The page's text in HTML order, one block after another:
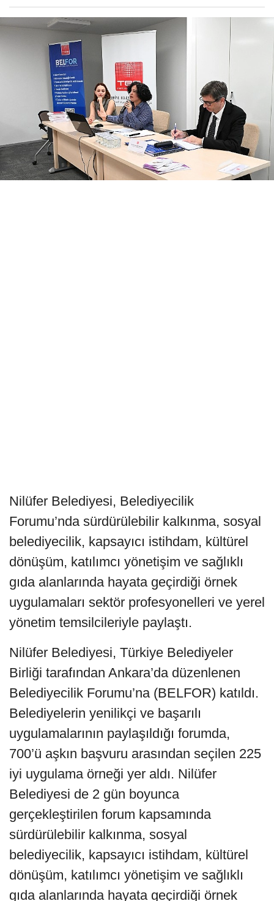
Nilüfer Belediyesi, Belediyecilik
Forumu’nda sürdürülebilir kalkınma, sosyal
belediyecilik, kapsayıcı istihdam, kültürel
dönüşüm, katılımcı yönetişim ve sağlıklı
gıda alanlarında hayata geçirdiği örnek
uygulamaları sektör profesyonelleri ve yerel
yönetim temsilcileriyle paylaştı.
Nilüfer Belediyesi, Türkiye Belediyeler
Birliği tarafından Ankara’da düzenlenen
Belediyecilik Forumu’na (BELFOR) katıldı.
Belediyelerin yenilikçi ve başarılı
uygulamalarının paylaşıldığı forumda,
700’ü aşkın başvuru arasından seçilen 225
iyi uygulama örneği yer aldı. Nilüfer
Belediyesi de 2 gün boyunca
gerçekleştirilen forum kapsamında
sürdürülebilir kalkınma, sosyal
belediyecilik, kapsayıcı istihdam, kültürel
dönüşüm, katılımcı yönetişim ve sağlıklı
gıda alanlarında hayata geçirdiği örnek